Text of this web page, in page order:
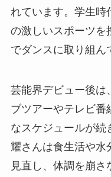
れています。学生時
の激しいスポーツを
でダンスに取り組ん
芸能界デビュー後は
ブツアーやテレビ番
なスケジュールが続
耀さんは食生活や水
見直し、体調を崩さ